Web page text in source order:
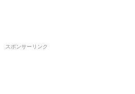
スポンサーリンク